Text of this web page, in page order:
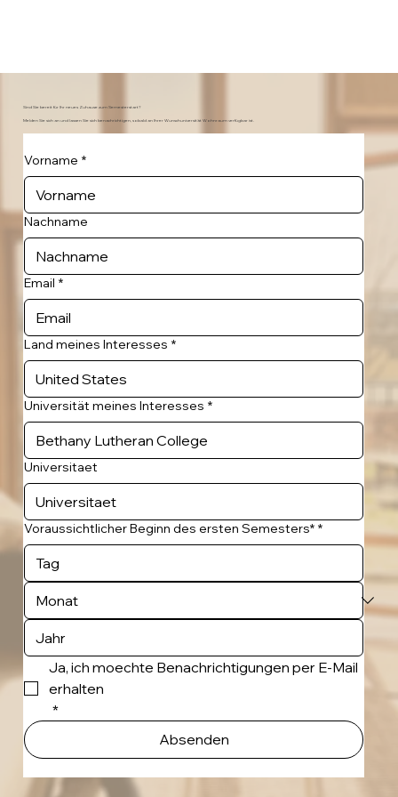
Sind Sie bereit für Ihr neues Zuhause zum Semesterstart?
Melden Sie sich an und lassen Sie sich benachrichtigen, sobald an Ihrer Wunschuniversität Wohnraum verfügbar ist.
Vorname *
Nachname
Email *
Land meines Interesses *
Universität meines Interesses *
Universitaet
Voraussichtlicher Beginn des ersten Semesters* *
Ja, ich moechte Benachrichtigungen per E-Mail
erhalten
*
Absenden